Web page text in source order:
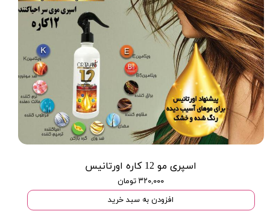
اسپری مو 12 کاره اورتانیس
۳۲۰,۰۰۰ تومان
افزودن به سبد خرید